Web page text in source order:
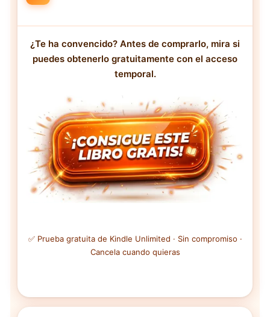
¿Te ha convencido? Antes de comprarlo, mira si
puedes obtenerlo gratuitamente con el acceso
temporal.
✅ Prueba gratuita de Kindle Unlimited · Sin compromiso ·
Cancela cuando quieras